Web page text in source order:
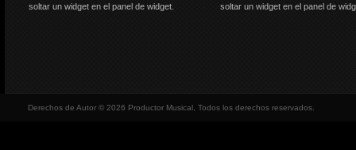
soltar un widget en el panel de widget.
soltar un widget en el panel de
Derechos de Autor © 2026 Productor Musical, Todos los derechos reservados.